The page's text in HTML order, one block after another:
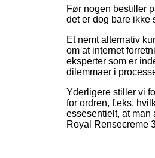
Før nogen bestiller
det er dog bare ikke
Et nemt alternativ
om at internet
eksperter som er
dilemmaer i
Yderligere stiller vi
for ordren, f.eks.
essesentielt, at man
Royal Rensecreme